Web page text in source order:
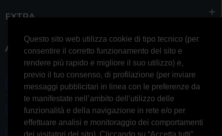
Questo sito web utilizza cookie di tipo tecnico (per
consentire il corretto funzionamento del sito e
rendere più rapido e migliore il suo utilizzo) e,
previo il tuo consenso, di profilazione (per inviare
messaggi pubblicitari in linea con le preferenze da
te manifestate nell’ambito dell’utilizzo delle
funzionalità e della navigazione in rete e/o per
effettuare analisi e monitoraggio dei comportamenti
EXTRA
ACCOUNT
0697245677 0697245678
Whatsapp 3314433674